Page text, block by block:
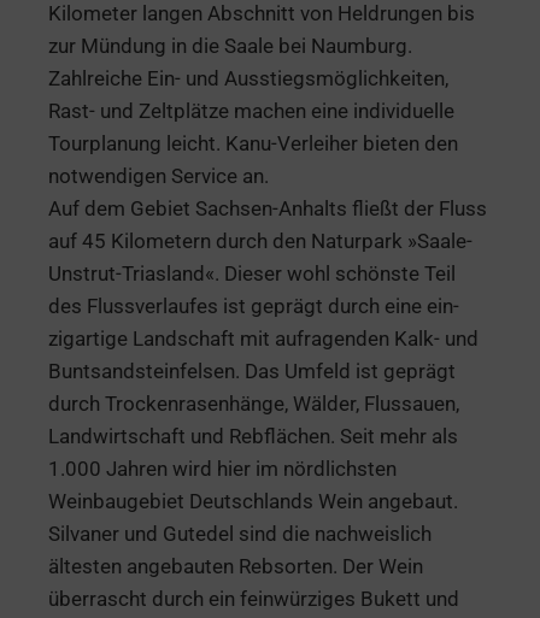
Kilometer langen Abschnitt von Heldrungen bis
zur Mündung in die Saale bei Naumburg.
Zahlreiche Ein- und Ausstiegsmöglichkeiten,
Rast- und Zeltplätze machen eine individuelle
Tourplanung leicht. Kanu-Verleiher bieten den
notwendigen Service an.
Auf dem Gebiet Sachsen-Anhalts fließt der Fluss
auf 45 Kilometern durch den Naturpark »Saale-
Unstrut-Triasland«. Dieser wohl schönste Teil
des Flussverlaufes ist geprägt durch eine ein-
zigartige Landschaft mit aufragenden Kalk- und
Buntsandsteinfelsen. Das Umfeld ist geprägt
durch Trockenrasenhänge, Wälder, Flussauen,
Landwirtschaft und Rebflächen. Seit mehr als
1.000 Jahren wird hier im nördlichsten
Weinbaugebiet Deutschlands Wein angebaut.
Silvaner und Gutedel sind die nachweislich
ältesten angebauten Rebsorten. Der Wein
überrascht durch ein feinwürziges Bukett und